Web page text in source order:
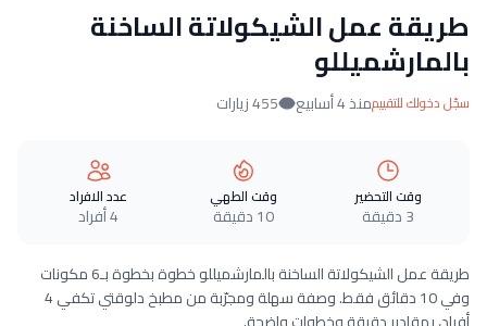
طريقة عمل الشيكولاتة الساخنة
بالمارشميللو
سجّل دخولك للتقييممنذ 4 أسابيع 455 زيارات
وقت التحضير
3 دقيقة
وقت الطهي
10 دقيقة
عدد الافراد
4 أفراد
طريقة عمل الشيكولاتة الساخنة بالمارشميللو خطوة بخطوة بـ6 مكونات
وفي 10 دقائق فقط. وصفة سهلة ومجرّبة من مطبخ دلوقتي تكفي 4